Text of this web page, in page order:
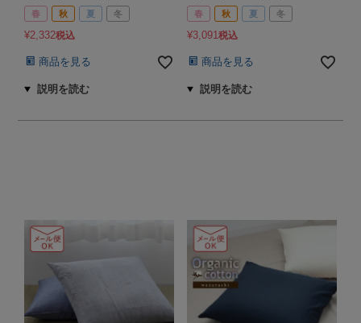
春 秋 夏 冬
¥2,332税込
商品を見る
春 秋 夏 冬
¥3,091 税込
商品を見る